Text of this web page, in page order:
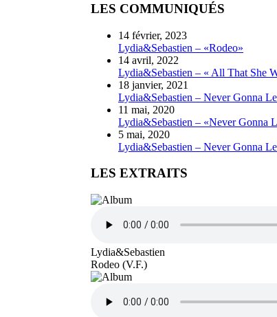
LES COMMUNIQUÉS
14 février, 2023
Lydia&Sebastien – «Rodeo»
14 avril, 2022
Lydia&Sebastien – « All That She
18 janvier, 2021
Lydia&Sebastien – Never Gonna
11 mai, 2020
Lydia&Sebastien – «Never Gonna
5 mai, 2020
Lydia&Sebastien – Never Gonna
LES EXTRAITS
Lydia&Sebastien
Rodeo (V.F.)